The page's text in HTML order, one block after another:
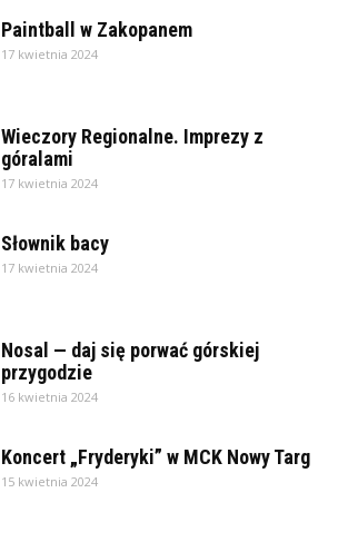
Paintball w Zakopanem
17 kwietnia 2024
Wieczory Regionalne. Imprezy z
góralami
17 kwietnia 2024
Słownik bacy
17 kwietnia 2024
Nosal — daj się porwać górskiej
przygodzie
16 kwietnia 2024
Koncert „Fryderyki” w MCK Nowy Targ
15 kwietnia 2024